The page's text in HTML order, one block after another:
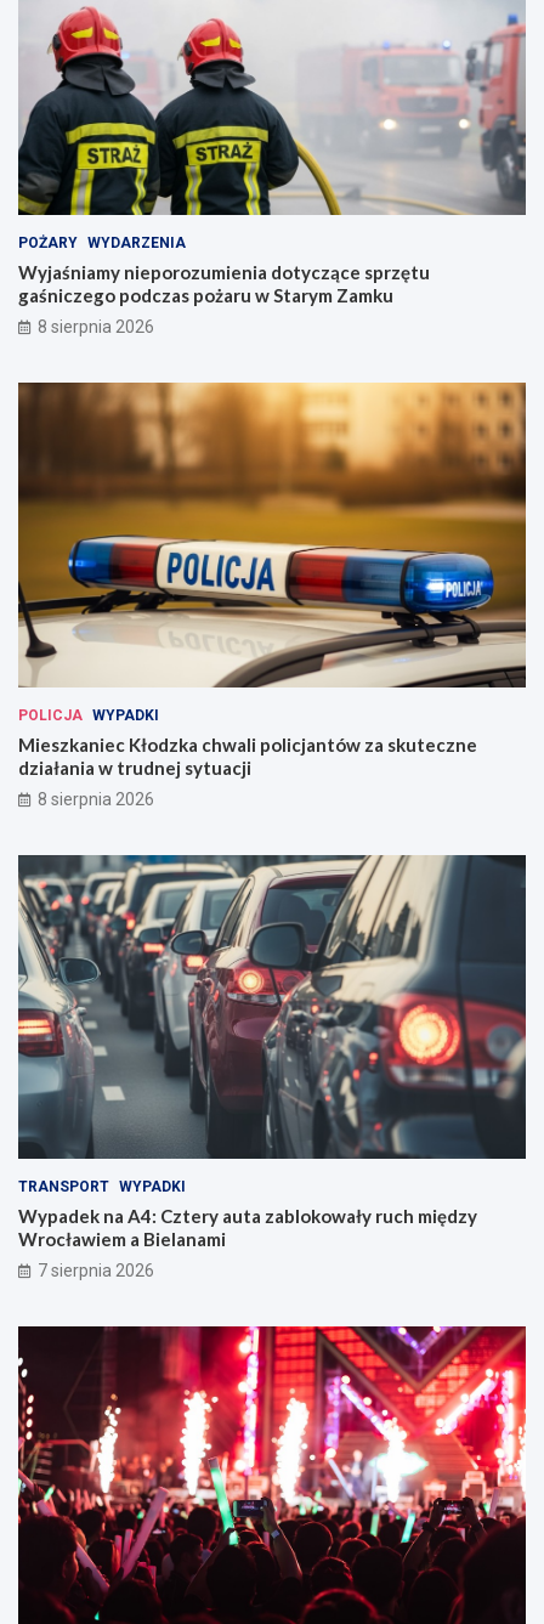
POŻARY WYDARZENIA
Wyjaśniamy nieporozumienia dotyczące sprzętu
gaśniczego podczas pożaru w Starym Zamku
8 sierpnia 2026
POLICJA WYPADKI
Mieszkaniec Kłodzka chwali policjantów za skuteczne
działania w trudnej sytuacji
8 sierpnia 2026
TRANSPORT WYPADKI
Wypadek na A4: Cztery auta zablokowały ruch między
Wrocławiem a Bielanami
7 sierpnia 2026